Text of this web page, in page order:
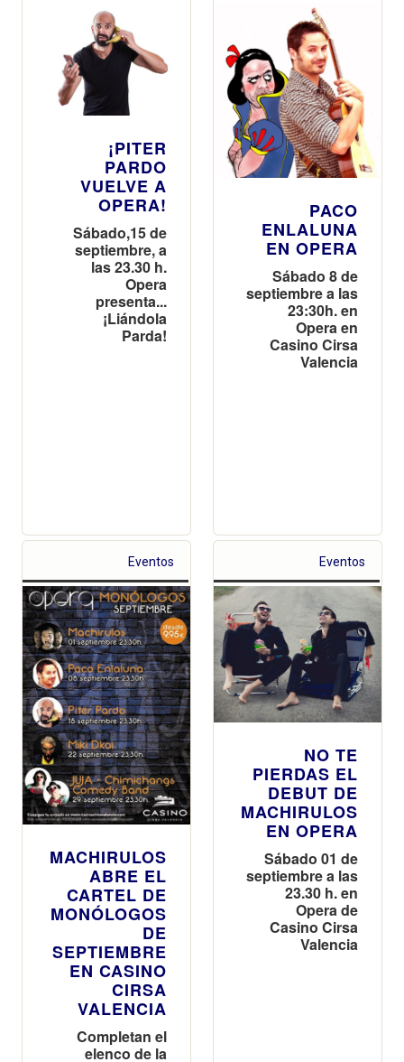
¡PITER
PARDO
VUELVE A
OPERA!
Sábado,15 de
septiembre, a
las 23.30 h.
Opera
presenta...
¡Liándola
Parda!
PACO
ENLALUNA
EN OPERA
Sábado 8 de
septiembre a las
23:30h. en
Opera en
Casino Cirsa
Valencia
Eventos
MACHIRULOS
ABRE EL
CARTEL DE
MONÓLOGOS
DE
SEPTIEMBRE
EN CASINO
CIRSA
VALENCIA
Completan el
elenco de la
Eventos
NO TE
PIERDAS EL
DEBUT DE
MACHIRULOS
EN OPERA
Sábado 01 de
septiembre a las
23.30 h. en
Opera de
Casino Cirsa
Valencia